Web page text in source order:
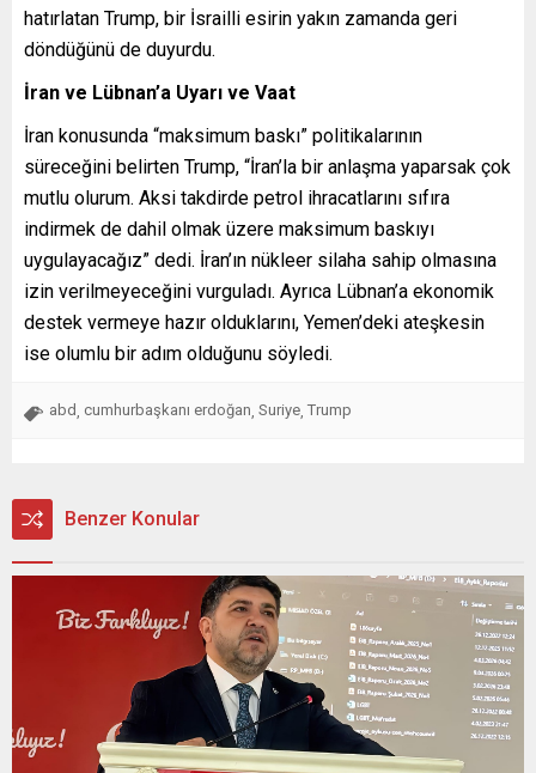
hatırlatan Trump, bir İsrailli esirin yakın zamanda geri
döndüğünü de duyurdu.
İran ve Lübnan’a Uyarı ve Vaat
İran konusunda “maksimum baskı” politikalarının
süreceğini belirten Trump, “İran’la bir anlaşma yaparsak çok
mutlu olurum. Aksi takdirde petrol ihracatlarını sıfıra
indirmek de dahil olmak üzere maksimum baskıyı
uygulayacağız” dedi. İran’ın nükleer silaha sahip olmasına
izin verilmeyeceğini vurguladı. Ayrıca Lübnan’a ekonomik
destek vermeye hazır olduklarını, Yemen’deki ateşkesin
ise olumlu bir adım olduğunu söyledi.
abd cumhurbaşkanı erdoğan Suriye Trump
Benzer Konular